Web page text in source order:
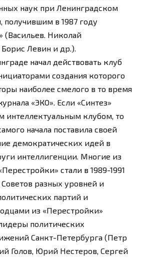
наук при Ленинградском
в 1987 году
(Васильев. Николай
Левин и др.).
начал действовать клуб
создания которого
наиболее смелого в то время
«ЭКО». Если «Синтез»
интеллектуальным клубом, то
начала поставила своей
демократических идей в
интеллигенции. Многие из
стали в 1989-1991
разных уровней и
партий и
из «Перестройки»
политических
Санкт-Петербурга (Петр
Голов, Юрий Нестеров, Сергей